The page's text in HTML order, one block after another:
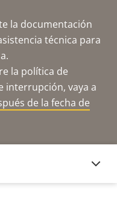
la documentación
técnica para
la política de
interrupción, vaya a
de la fecha de